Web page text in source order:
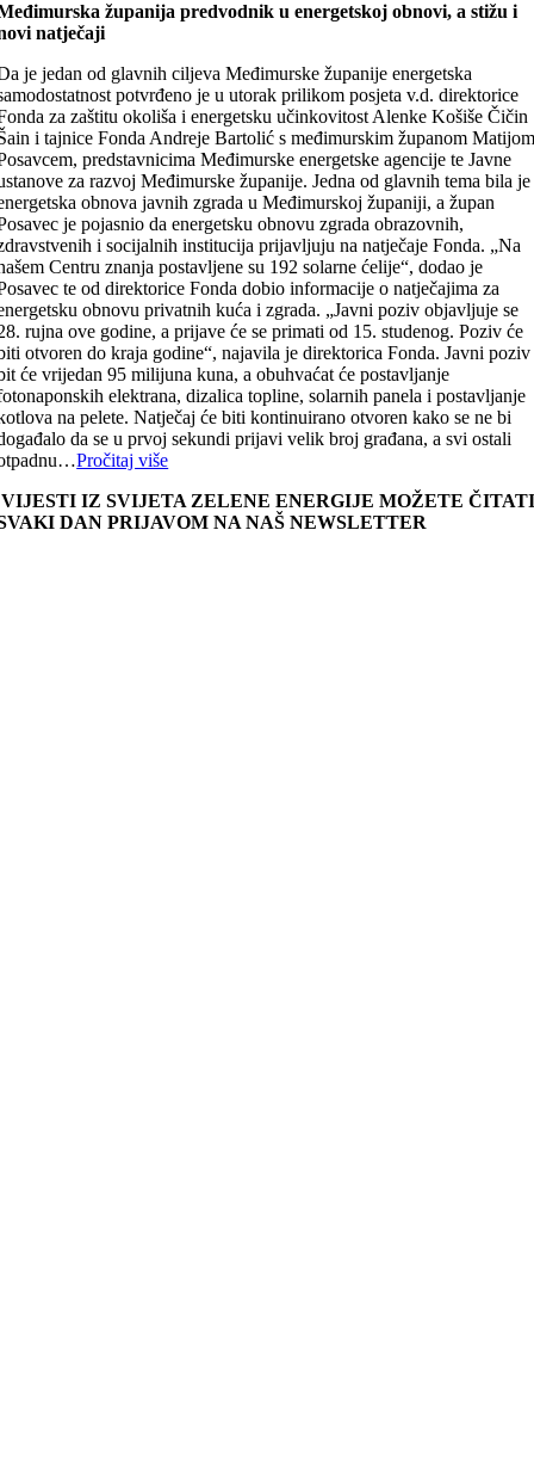
županija predvodnik u energetskoj obnovi, a stižu i
natječaji
je jedan od glavnih ciljeva Međimurske županije energetska
potvrđeno je u utorak prilikom posjeta v.d. direktorice
za zaštitu okoliša i energetsku učinkovitost Alenke Košiše Čičin
i tajnice Fonda Andreje Bartolić s međimurskim županom
predstavnicima Međimurske energetske agencije te Javne
za razvoj Međimurske županije. Jedna od glavnih tema bila je
obnova javnih zgrada u Međimurskoj županiji, a župan
je pojasnio da energetsku obnovu zgrada obrazovnih,
i socijalnih institucija prijavljuju na natječaje Fonda. „Na
Centru znanja postavljene su 192 solarne ćelije“, dodao je
te od direktorice Fonda dobio informacije o natječajima za
obnovu privatnih kuća i zgrada. „Javni poziv objavljuje se
rujna ove godine, a prijave će se primati od 15. studenog. Poziv će
otvoren do kraja godine“, najavila je direktorica Fonda. Javni poziv
će vrijedan 95 milijuna kuna, a obuhvaćat će postavljanje
elektrana, dizalica topline, solarnih panela i postavljanje
na pelete. Natječaj će biti kontinuirano otvoren kako se ne bi
da se u prvoj sekundi prijavi velik broj građana, a svi ostali
Pročitaj više
VIJESTI IZ SVIJETA ZELENE ENERGIJE MOŽETE
DAN PRIJAVOM NA NAŠ NEWSLETTER